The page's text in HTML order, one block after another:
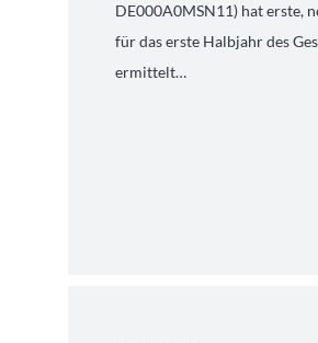
DE000A0MSN11) hat erste,
für das erste Halbjahr des
ermittelt…